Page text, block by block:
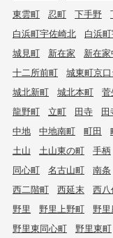
東雲町
忍町 下手野
白浜町宇佐崎北
白浜
城見町
新在家 新在
十二所前町
城東町京
城北新町
城北本町 菅
龍野町
立町 田寺 田
中地
中地南町 町田
土山
土山東の町 手柄
同心町
名古山町 南条
西二階町
西延末 西
野里
野里上野町 野
野里東同心町
野里東町